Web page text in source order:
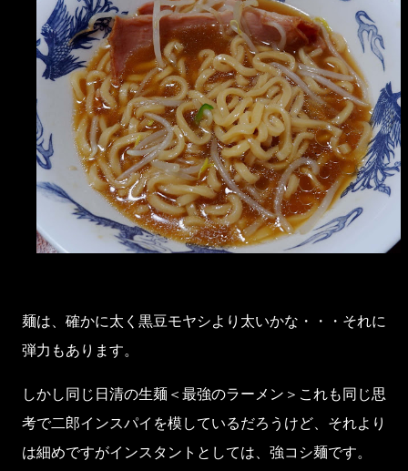
麺は、確かに太く黒豆モヤシより太いかな・・・それに
弾力もあります。
しかし同じ日清の生麺＜最強のラーメン＞これも同じ思
考で二郎インスパイを模しているだろうけど、それより
は細めですがインスタントとしては、強コシ麺です。